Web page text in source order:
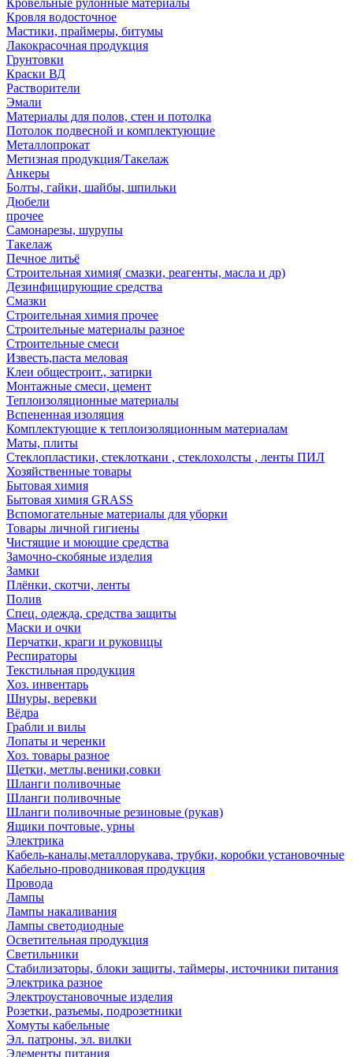
Кровельные рулонные материалы
Кровля водосточное
Мастики, праймеры, битумы
Лакокрасочная продукция
Грунтовки
Краски ВД
Растворители
Эмали
Материалы для полов, стен и потолка
Потолок подвесной и комплектующие
Металлопрокат
Метизная продукция/Такелаж
Анкеры
Болты, гайки, шайбы, шпильки
Дюбели
прочее
Самонарезы, шурупы
Такелаж
Печное литьё
Строительная химия( смазки, реагенты, масла и др)
Дезинфицирующие средства
Смазки
Строительная химия прочее
Строительные материалы разное
Строительные смеси
Известь,паста меловая
Клеи общестроит., затирки
Монтажные смеси, цемент
Теплоизоляционные материалы
Вспененная изоляция
Комплектующие к теплоизоляционным материалам
Маты, плиты
Стеклопластики, стеклоткани , стеклохолсты , ленты ПИЛ
Хозяйственные товары
Бытовая химия
Бытовая химия GRASS
Вспомогательные материалы для уборки
Товары личной гигиены
Чистящие и моющие средства
Замочно-скобяные изделия
Замки
Плёнки, скотчи, ленты
Полив
Спец. одежда, средства защиты
Маски и очки
Перчатки, краги и руковицы
Респираторы
Текстильная продукция
Хоз. инвентарь
Шнуры, веревки
Вёдра
Грабли и вилы
Лопаты и черенки
Хоз. товары разное
Щетки, метлы,веники,совки
Шланги поливочные
Шланги поливочные
Шланги поливочные резиновые (рукав)
Ящики почтовые, урны
Электрика
Кабель-каналы,металлорукава, трубки, коробки установочные
Кабельно-проводниковая продукция
Провода
Лампы
Лампы накаливания
Лампы светодиодные
Осветительная продукция
Светильники
Стабилизаторы, блоки защиты, таймеры, источники питания
Электрика разное
Электроустановочные изделия
Розетки, разъемы, подрозетники
Хомуты кабельные
Эл. патроны, эл. вилки
Элементы питания